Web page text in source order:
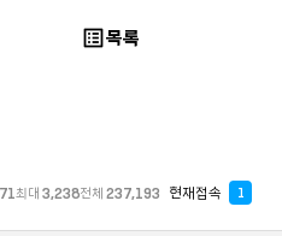
list_alt목록
최대 3,238전체 237,193 현재접속 1